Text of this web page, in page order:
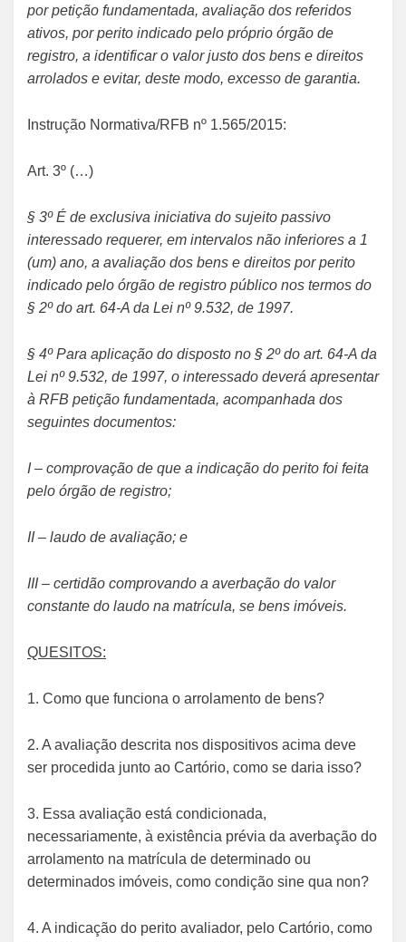
por petição fundamentada, avaliação dos referidos
ativos, por perito indicado pelo próprio órgão de
registro, a identificar o valor justo dos bens e direitos
arrolados e evitar, deste modo, excesso de garantia.
Instrução Normativa/RFB nº 1.565/2015:
Art. 3º (…)
§ 3º É de exclusiva iniciativa do sujeito passivo
interessado requerer, em intervalos não inferiores a 1
(um) ano, a avaliação dos bens e direitos por perito
indicado pelo órgão de registro público nos termos do
§ 2º do art. 64-A da Lei nº 9.532, de 1997.
§ 4º Para aplicação do disposto no § 2º do art. 64-A da
Lei nº 9.532, de 1997, o interessado deverá apresentar
à RFB petição fundamentada, acompanhada dos
seguintes documentos:
I – comprovação de que a indicação do perito foi feita
pelo órgão de registro;
II – laudo de avaliação; e
III – certidão comprovando a averbação do valor
constante do laudo na matrícula, se bens imóveis.
QUESITOS:
1. Como que funciona o arrolamento de bens?
2. A avaliação descrita nos dispositivos acima deve
ser procedida junto ao Cartório, como se daria isso?
3. Essa avaliação está condicionada,
necessariamente, à existência prévia da averbação do
arrolamento na matrícula de determinado ou
determinados imóveis, como condição sine qua non?
4. A indicação do perito avaliador, pelo Cartório, como